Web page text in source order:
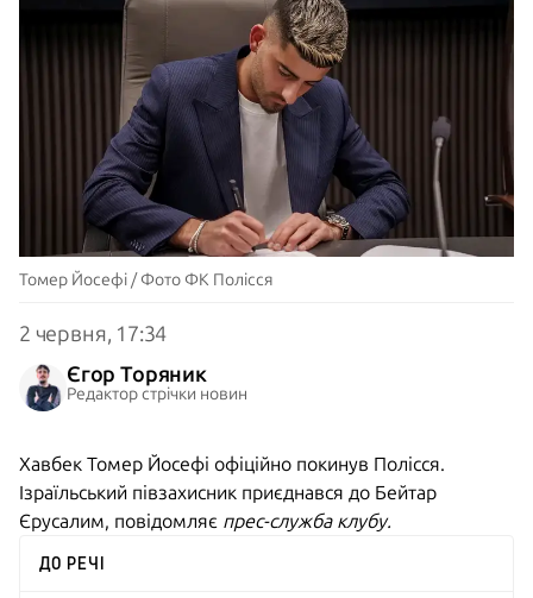
Томер Йосефі / Фото ФК Полісся
2 червня, 17:34
Єгор Торяник
Редактор стрічки новин
Хавбек Томер Йосефі офіційно покинув Полісся.
Ізраїльський півзахисник приєднався до Бейтар
Єрусалим, повідомляє прес-служба клубу.
ДО РЕЧІ